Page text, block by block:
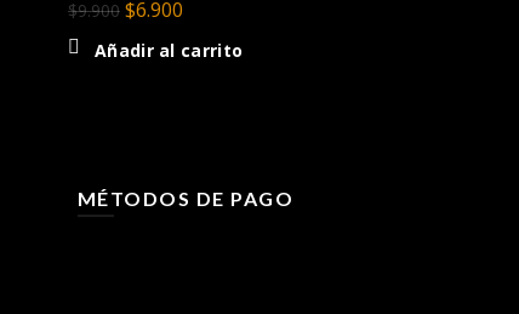
$9.900 El
precio
$6.900
precio
Añadir al carrito
MÉTODOS DE PAGO